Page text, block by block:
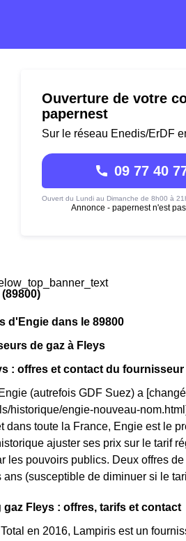
Ouverture de votre
papernest
Sur le réseau Enedis/ErDF
09 77 40
Ouvert du Lundi au Dimanche de 8h00 à
Annonce - papernest n'est
d'Engie dans le 89800
de gaz à Fleys
: offres et contact du
(autrefois GDF Suez) a
historique/engie-nouveau-
dans toute la France, Engie est le
ajuster ses prix sur le tarif
les pouvoirs publics. Deux offres
ans (susceptible de diminuer si le
gaz Fleys : offres, tarifs et contact
en 2016, Lampiris est un